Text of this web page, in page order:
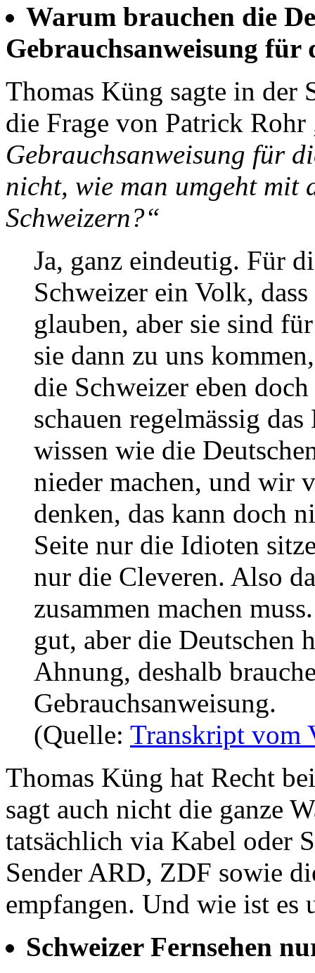
Warum brauchen die
Gebrauchsanweisung für
Thomas Küng sagte in der
die Frage von Patrick Rohr
Gebrauchsanweisung für
nicht, wie man umgeht mit
Schweizern?“
Ja, ganz eindeutig. Für
Schweizer ein Volk,
glauben, aber sie sind
sie dann zu uns
die Schweizer eben
schauen regelmässig
wissen wie die
nieder machen, und wir
denken, das kann doch
Seite nur die Idioten
nur die Cleveren. Also
zusammen machen
gut, aber die Deutschen
Ahnung, deshalb
Gebrauchsanweisung.
(Quelle: Transkript vom
Thomas Küng hat Recht
sagt auch nicht die ganze
tatsächlich via Kabel oder
Sender ARD, ZDF sowie
empfangen. Und wie ist es
Schweizer Fernsehen